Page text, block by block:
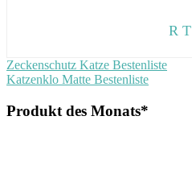
R T
Beitragsnavigation
Vorheriger
Beitrag:
Zeckenschutz Katze Bestenliste
Nächster
Katzenklo Matte Bestenliste
Produkt des Monats*